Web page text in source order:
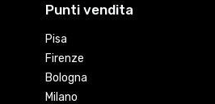
Punti vendita
Pisa
Firenze
Bologna
Milano